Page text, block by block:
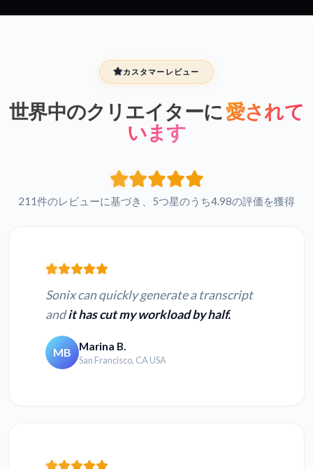
カスタマーレビュー
世界中のクリエイターに愛されて
います
211件のレビューに基づき、5つ星のうち4.98の評価を獲得
Sonix can quickly generate a transcript
andit has cut my workload by half.
MB Marina B.
San Francisco, CA USA